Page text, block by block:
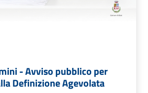
- Avviso pubblico per
Definizione Agevolata